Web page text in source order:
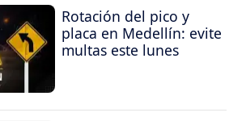
Rotación del pico y
placa en Medellín: evite
multas este lunes